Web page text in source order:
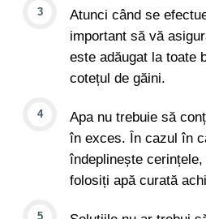
Atunci când se
important să vă
este adăugat la toate
cotețul de găini.
Apa nu trebuie să
în exces. În cazul în
îndeplinește
folosiți apă curată